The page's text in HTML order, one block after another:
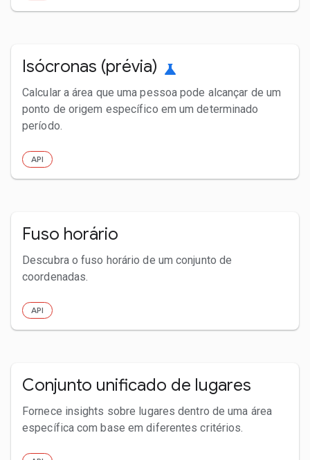
Isócronas (prévia) science
Calcular a área que uma pessoa pode alcançar de um
ponto de origem específico em um determinado
período.
API
Fuso horário
Descubra o fuso horário de um conjunto de
coordenadas.
API
Conjunto unificado de lugares
Fornece insights sobre lugares dentro de uma área
específica com base em diferentes critérios.